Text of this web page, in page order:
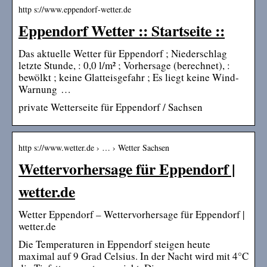
http s://www.eppendorf-wetter.de
Eppendorf Wetter :: Startseite ::
Das aktuelle Wetter für Eppendorf ; Niederschlag
letzte Stunde, : 0,0 l/m² ; Vorhersage (berechnet), :
bewölkt ; keine Glatteisgefahr ; Es liegt keine Wind-
Warnung …
private Wetterseite für Eppendorf / Sachsen
http s://www.wetter.de › … › Wetter Sachsen
Wettervorhersage für Eppendorf |
wetter.de
Wetter Eppendorf – Wettervorhersage für Eppendorf |
wetter.de
Die Temperaturen in Eppendorf steigen heute
maximal auf 9 Grad Celsius. In der Nacht wird mit 4°C